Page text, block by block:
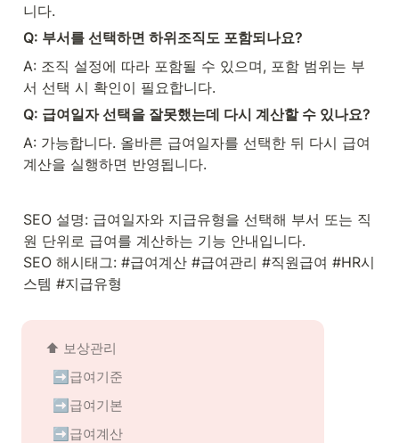
니다.
Q: 부서를 선택하면 하위조직도 포함되나요?
A: 조직 설정에 따라 포함될 수 있으며, 포함 범위는 부
서 선택 시 확인이 필요합니다.
Q: 급여일자 선택을 잘못했는데 다시 계산할 수 있나요?
A: 가능합니다. 올바른 급여일자를 선택한 뒤 다시 급여
계산을 실행하면 반영됩니다.
SEO 설명: 급여일자와 지급유형을 선택해 부서 또는 직
원 단위로 급여를 계산하는 기능 안내입니다.
SEO 해시태그: #급여계산 #급여관리 #직원급여 #HR시
스템 #지급유형
⬆️ 보상관리
➡️급여기준
➡️급여기본
➡️급여계산